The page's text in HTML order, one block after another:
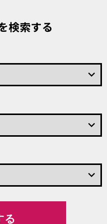
検索する
keyboard_arrow_down
keyboard_arrow_down
keyboard_arrow_down